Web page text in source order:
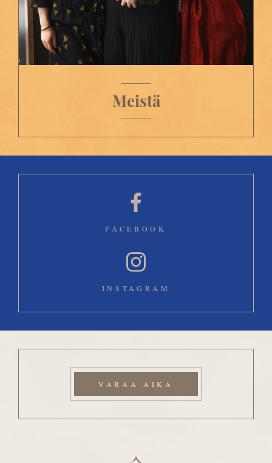
Meistä
FACEBOOK
INSTAGRAM
VARAA AIKA